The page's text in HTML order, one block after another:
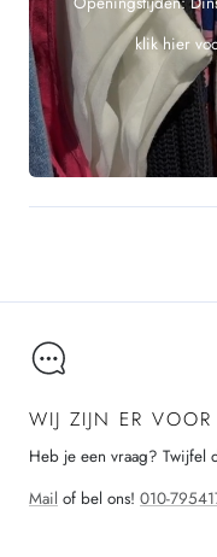
klik hier
WIJ ZIJN ER VOOR
Heb je een vraag? Twijfel
Mail of bel ons! 010-